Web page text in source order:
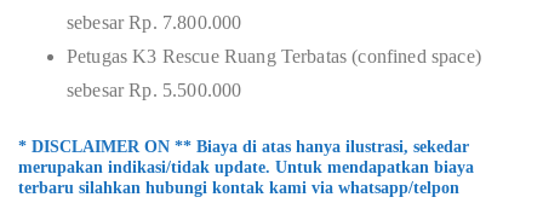
sebesar Rp. 7.800.000
Petugas K3 Rescue Ruang Terbatas (confined space)
sebesar Rp. 5.500.000
* DISCLAIMER ON ** Biaya di atas hanya ilustrasi, sekedar
merupakan indikasi/tidak update. Untuk mendapatkan biaya
terbaru silahkan hubungi kontak kami via whatsapp/telpon